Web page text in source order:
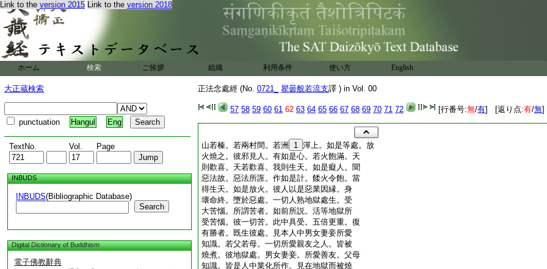
Link to the version 2015 Link to the version 2018
ホーム 検索 ご挨拶 組織 利用条件 使い方 English
大正蔵検索
punctuation Hangul Eng
TextNo. Vol. Page
INBUDS
INBUDS(Bibliographic Database)
Search
Digital Dictionary of Buddhism
電子佛教辭典
正法念處經 (No. 0721_ 瞿曇般若流支譯 ) in Vol. 00
57 58 59 60 61 62 63 64 65 66 67 68 69 70 71 72 [行番号:無/有] [返り点:有/無]
山若榛。若兩村間。若洲 1 潬上。如是等處。放
火燒之。彼邪見人。有如是心。若火飽滿。天
則歡喜。天若歡喜。我則生天。如是癡人。聞
惡法故。惡法所誑。作如是計。餧火令飽。當
得生天。如是放火。彼人以是惡業因縁。身
壞命終。墮於惡處。一切人熟地獄處生。受
大苦惱。所謂苦者。如前所説。活等地獄所
受苦惱。彼一切苦。此中具受。五倍更重。復
有勝者。既生彼處。見本人中男女妻妾所愛
知識。若父若母。一切所愛親友之人。皆被
燒煮。彼地獄處。男女妻妾。所愛善友。父母
知識。皆是人中業化所作。見在地獄而被燒